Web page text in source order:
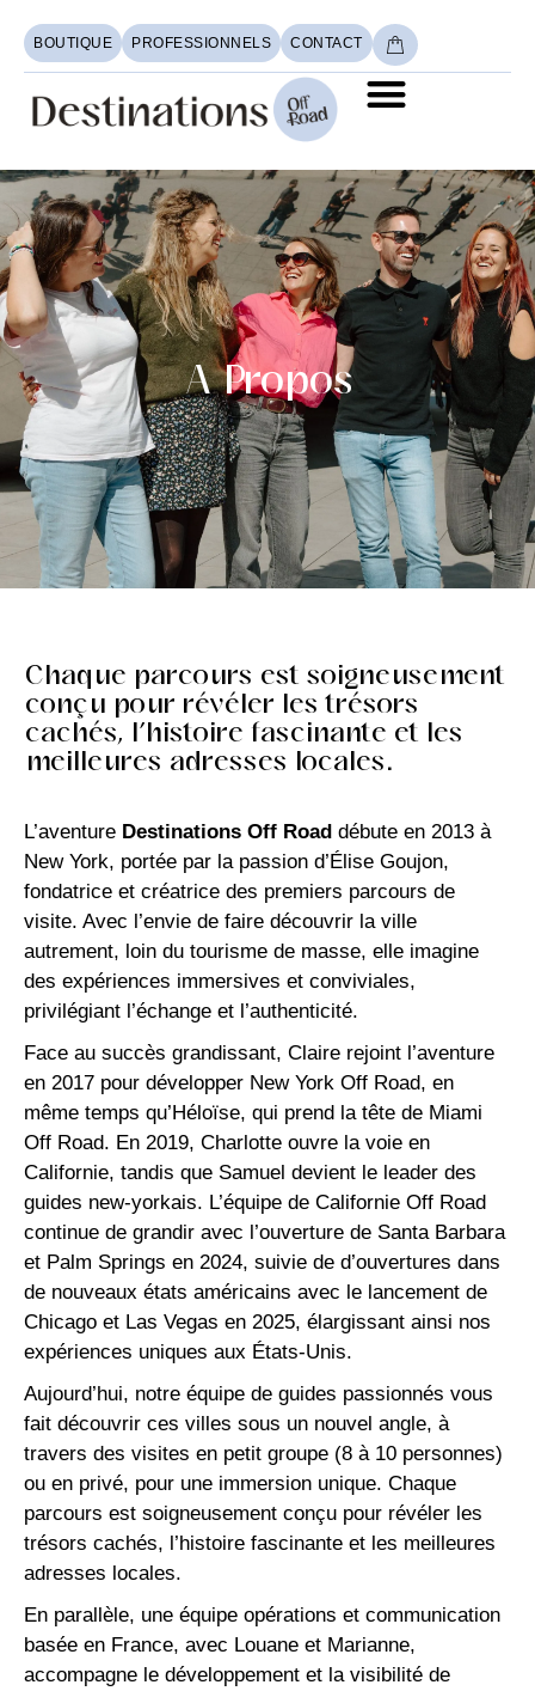
BOUTIQUE PROFESSIONNELS CONTACT
A Propos
L’aventure Destinations Off Road débute en 2013 à
New York, portée par la passion d’Élise Goujon,
fondatrice et créatrice des premiers parcours de
visite. Avec l’envie de faire découvrir la ville
autrement, loin du tourisme de masse, elle imagine
des expériences immersives et conviviales,
privilégiant l’échange et l’authenticité.
Face au succès grandissant, Claire rejoint l’aventure
en 2017 pour développer New York Off Road, en
même temps qu’Héloïse, qui prend la tête de Miami
Off Road. En 2019, Charlotte ouvre la voie en
Californie, tandis que Samuel devient le leader des
guides new-yorkais. L’équipe de Californie Off Road
continue de grandir avec l’ouverture de Santa Barbara
et Palm Springs en 2024, suivie de d’ouvertures dans
de nouveaux états américains avec le lancement de
Chicago et Las Vegas en 2025, élargissant ainsi nos
expériences uniques aux États-Unis.
Aujourd’hui, notre équipe de guides passionnés vous
fait découvrir ces villes sous un nouvel angle, à
travers des visites en petit groupe (8 à 10 personnes)
ou en privé, pour une immersion unique. Chaque
parcours est soigneusement conçu pour révéler les
trésors cachés, l’histoire fascinante et les meilleures
adresses locales.
En parallèle, une équipe opérations et communication
basée en France, avec Louane et Marianne,
accompagne le développement et la visibilité de
Chaque parcours est soigneusement
conçu pour révéler les trésors
cachés, l’histoire fascinante et les
meilleures adresses locales.